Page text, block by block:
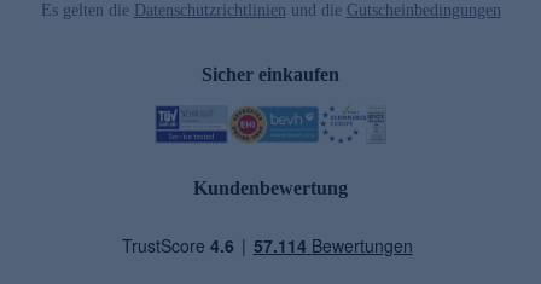
Es gelten die Datenschutzrichtlinien und die Gutscheinbedingungen
Sicher einkaufen
Kundenbewertung